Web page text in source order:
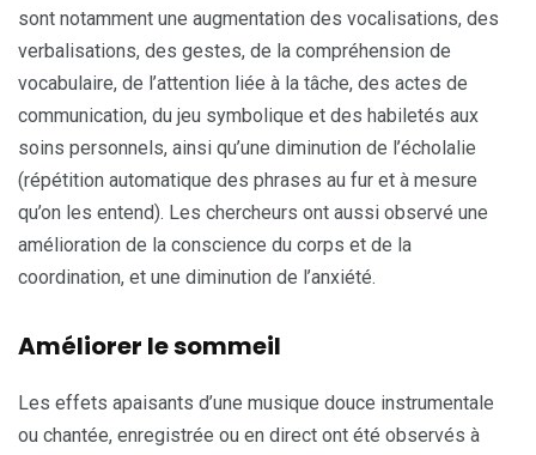
sont notamment une augmentation des vocalisations, des
verbalisations, des gestes, de la compréhension de
vocabulaire, de l’attention liée à la tâche, des actes de
communication, du jeu symbolique et des habiletés aux
soins personnels, ainsi qu’une diminution de l’écholalie
(répétition automatique des phrases au fur et à mesure
qu’on les entend). Les chercheurs ont aussi observé une
amélioration de la conscience du corps et de la
coordination, et une diminution de l’anxiété.
Améliorer le sommeil
Les effets apaisants d’une musique douce instrumentale
ou chantée, enregistrée ou en direct ont été observés à